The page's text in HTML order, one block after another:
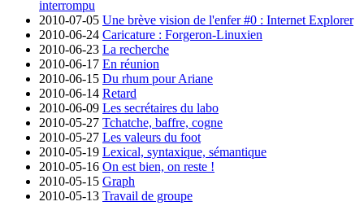
interrompu
2010-07-05 Une brève vision de l'enfer #0 : Internet Explorer
2010-06-24 Caricature : Forgeron-Linuxien
2010-06-23 La recherche
2010-06-17 En réunion
2010-06-15 Du rhum pour Ariane
2010-06-14 Retard
2010-06-09 Les secrétaires du labo
2010-05-27 Tchatche, baffre, cogne
2010-05-27 Les valeurs du foot
2010-05-19 Lexical, syntaxique, sémantique
2010-05-16 On est bien, on reste !
2010-05-15 Graph
2010-05-13 Travail de groupe